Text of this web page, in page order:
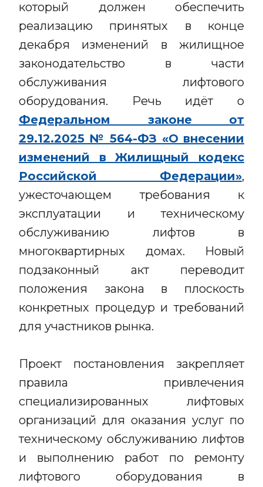
который должен обеспечить
реализацию принятых в конце
декабря изменений в жилищное
законодательство в части
обслуживания лифтового
оборудования. Речь идёт о
Федеральном законе от
29.12.2025 № 564-ФЗ «О внесении
изменений в Жилищный кодекс
Российской Федерации»,
ужесточающем требования к
эксплуатации и техническому
обслуживанию лифтов в
многоквартирных домах. Новый
подзаконный акт переводит
положения закона в плоскость
конкретных процедур и требований
для участников рынка.
Проект постановления закрепляет
правила привлечения
специализированных лифтовых
организаций для оказания услуг по
техническому обслуживанию лифтов
и выполнению работ по ремонту
лифтового оборудования в